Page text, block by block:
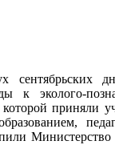
сентябрьских
к эколого-
приняли